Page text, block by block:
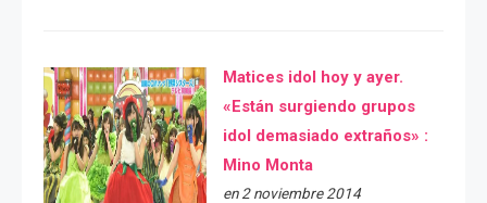
Matices idol hoy y ayer.
«Están surgiendo grupos
idol demasiado extraños» :
Mino Monta
en 2 noviembre 2014